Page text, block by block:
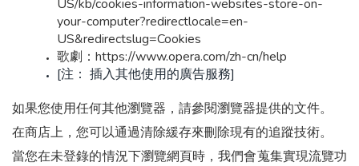
US/kb/cookies-information-websites-store-on-
your-computer?redirectlocale=en-
US&redirectslug=Cookies
歌劇：https://www.opera.com/zh-cn/help
[注： 插入其他使用的廣告服務]
如果您使用任何其他瀏覽器，請參閱瀏覽器提供的文件。
在商店上，您可以通過清除緩存來刪除現有的追蹤技術。
當您在未登錄的情況下瀏覽網頁時，我們會蒐集實現流覽功